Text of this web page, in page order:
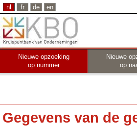
nl fr de en
Nieuwe opzoeking
op nummer
Nieuwe
op
Gegevens van de